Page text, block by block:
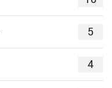
5
4